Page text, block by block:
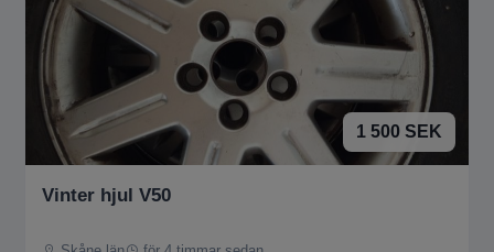
1 500 SEK
Vinter hjul V50